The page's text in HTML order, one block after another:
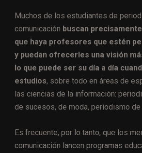
Muchos de los estudiantes de
comunicación buscan
que haya profesores que estén
y puedan ofrecerles una visión
lo que puede ser su día a día
estudios, sobre todo en áreas de
las ciencias de la información:
de sucesos, de moda, periodismo de
Es frecuente, por lo tanto, que los
comunicación lancen programas